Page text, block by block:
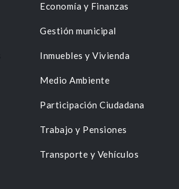
Economía y Finanzas
Gestión municipal
Inmuebles y Vivienda
Medio Ambiente
Participación Ciudadana
Trabajo y Pensiones
Transporte y Vehículos